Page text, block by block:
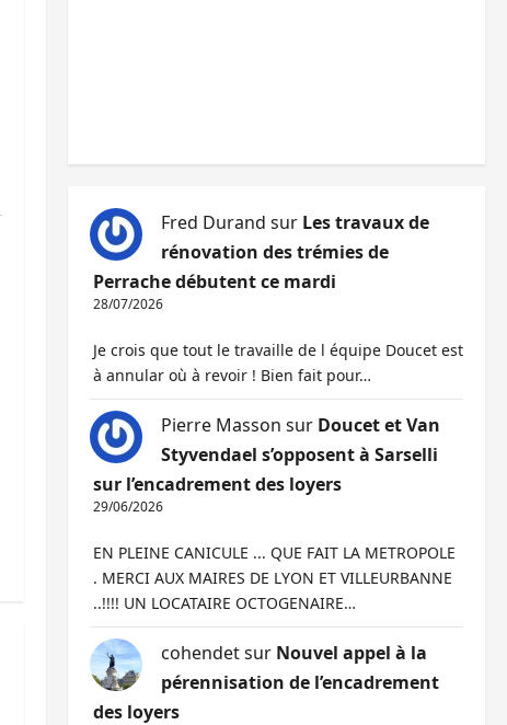
Fred Durand sur Les travaux de
rénovation des trémies de
Perrache débutent ce mardi
28/07/2026
Je crois que tout le travaille de l équipe Doucet est
à annular où à revoir ! Bien fait pour…
Pierre Masson sur Doucet et Van
Styvendael s’opposent à Sarselli
sur l’encadrement des loyers
29/06/2026
EN PLEINE CANICULE ... QUE FAIT LA METROPOLE
. MERCI AUX MAIRES DE LYON ET VILLEURBANNE
..!!!! UN LOCATAIRE OCTOGENAIRE…
cohendetsur Nouvel appel à la
pérennisation de l’encadrement
des loyers